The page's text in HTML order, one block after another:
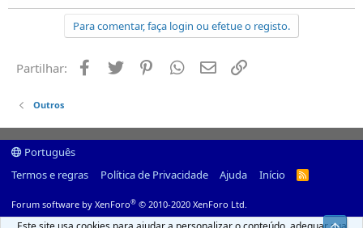
Para comentar, faça login ou efetue o registo.
Partilhar: Facebook
Twitter PinterestWhatsapp
Email
Outros
Português
Termos e regras
Política de Privacidade Ajuda Início
R
Forum software by XenForo® © 2010-2020 XenForo Ltd.